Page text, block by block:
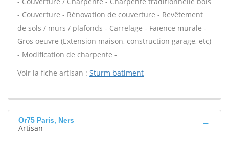
- Couverture - Rénovation de couverture - Revêtement
de sols / murs / plafonds - Carrelage - Faïence murale -
Gros oeuvre (Extension maison, construction garage, etc)
- Modification de charpente -
Voir la fiche artisan : Sturm batiment
Or75 Paris, Ners
Artisan